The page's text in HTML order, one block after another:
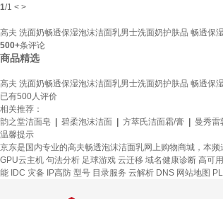
1/1 < >
高夫 洗面奶畅透保湿泡沫洁面乳男士洗面奶护肤品 畅透保
500+条评论
商品精选
高夫 洗面奶畅透保湿泡沫洁面乳男士洗面奶护肤品 畅透保
已有500人评价
相关推荐：
韵之堂洁面皂
碧柔泡沫洁面 方萃氏洁面霜/膏 曼秀雷
温馨提示
京东是国内专业的高夫畅透泡沫洁面乳网上购物商城，本
GPU云主机 句法分析 足球游戏 云迁移 域名健康诊断 高可
能 IDC 灾备
IP高防 型号 目录服务 云解析 DNS 网站地图